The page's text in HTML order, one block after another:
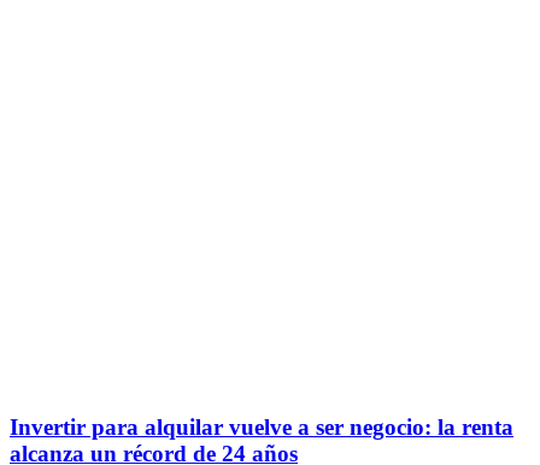
Invertir para alquilar vuelve a ser negocio: la renta
alcanza un récord de 24 años